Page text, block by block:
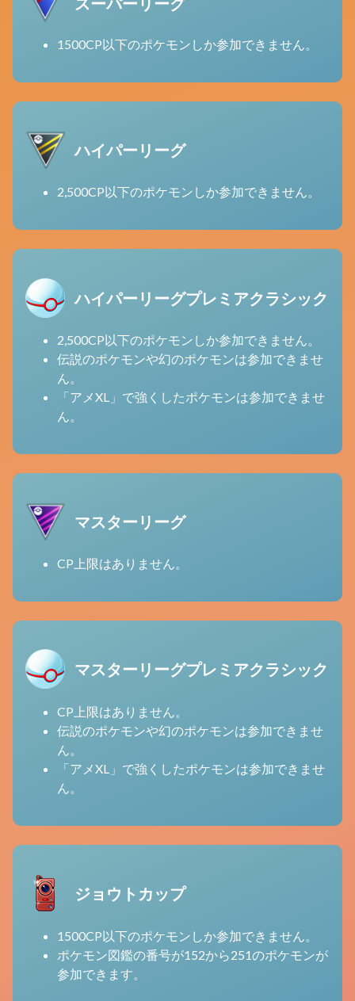
1500CP以下のポケモンしか参加できません。
ハイパーリーグ
2,500CP以下のポケモンしか参加できません。
ハイパーリーグプレミアクラシック
2,500CP以下のポケモンしか参加できません。
伝説のポケモンや幻のポケモンは参加できませ
ん。
「アメXL」で強くしたポケモンは参加できませ
ん。
マスターリーグ
CP上限はありません。
マスターリーグプレミアクラシック
CP上限はありません。
伝説のポケモンや幻のポケモンは参加できませ
ん。
「アメXL」で強くしたポケモンは参加できませ
ん。
ジョウトカップ
1500CP以下のポケモンしか参加できません。
ポケモン図鑑の番号が152から251のポケモンが
参加できます。